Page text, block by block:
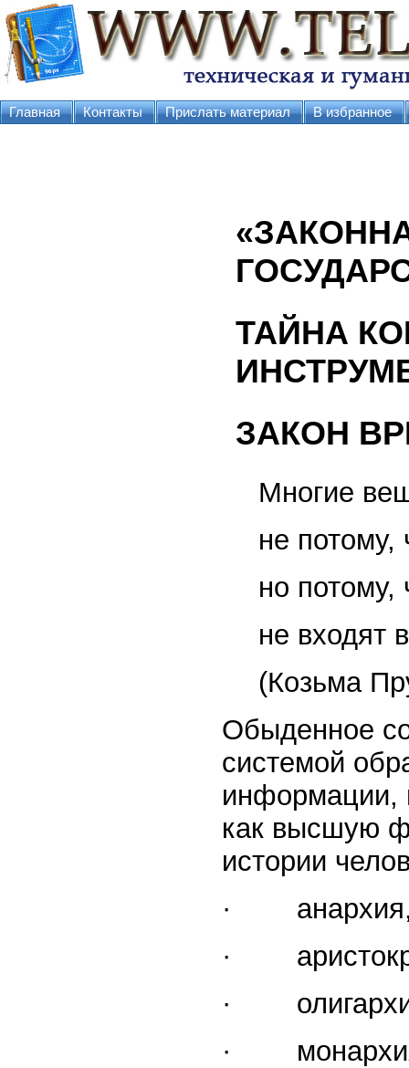
Главная Контакты Прислать материал В избранное
ТАЙНА
ЗАКОН
Многие
не
но потому,
не входят
(Козьма
Обыденное
системой
информации,
как высшую
истории
·
·
·
·